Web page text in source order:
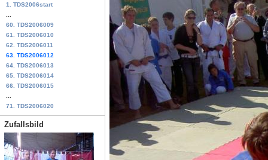
1. TDS2006start
60. TDS2006009
61. TDS2006010
62. TDS2006011
63. TDS2006012
64. TDS2006013
65. TDS2006014
66. TDS2006015
71. TDS2006020
Zufallsbild